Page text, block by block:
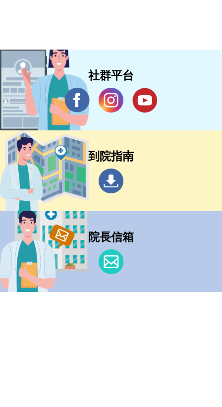
社群平台
到院指南
院長信箱